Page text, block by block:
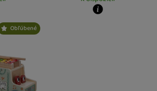
mieste
Obľúbené